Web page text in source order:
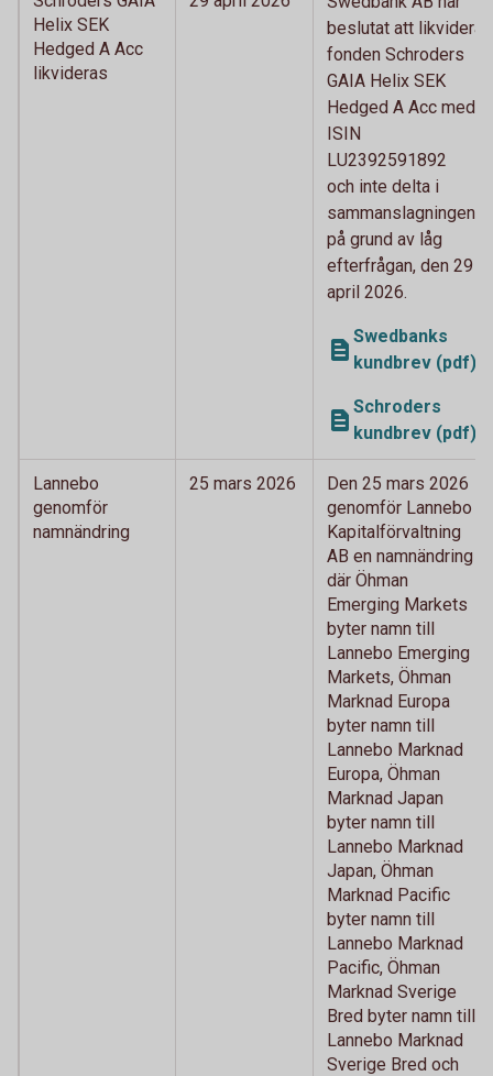
Helix SEK
Hedged A Acc
likvideras
beslutat att likvidera
fonden Schroders
GAIA Helix SEK
Hedged A Acc med
ISIN
LU2392591892
och inte delta i
sammanslagningen
på grund av låg
efterfrågan, den 29
april 2026.
Swedbanks
kundbrev (pdf)
Schroders
kundbrev (pdf)
Lannebo
genomför
namnändring
25 mars 2026
Den 25 mars 2026
genomför Lannebo
Kapitalförvaltning
AB en namnändring
där Öhman
Emerging Markets
byter namn till
Lannebo Emerging
Markets, Öhman
Marknad Europa
byter namn till
Lannebo Marknad
Europa, Öhman
Marknad Japan
byter namn till
Lannebo Marknad
Japan, Öhman
Marknad Pacific
byter namn till
Lannebo Marknad
Pacific, Öhman
Marknad Sverige
Bred byter namn till
Lannebo Marknad
Sverige Bred och